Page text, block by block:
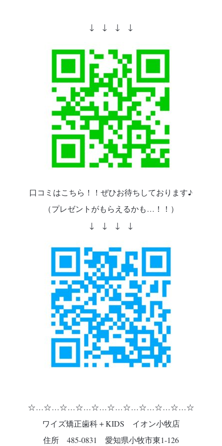
↓ ↓ ↓ ↓
口コミはこちら！！ぜひお待ちしております♪
（プレゼントがもらえるかも…！！）
↓ ↓ ↓ ↓
☆…☆…☆…☆…☆…☆…☆…☆…☆…☆…☆
ワイズ矯正歯科＋KIDS イオン小牧店
住所 485-0831 愛知県小牧市東1-126